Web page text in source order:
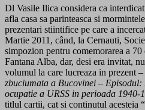
Dl Vasile Ilica considera ca
afla casa sa parinteasca si
prezentari stiintifice pe care a
Martie 2011, când, la Cernauti,
simpozion pentru comemorarea a
Fantana Alba, dar, desi era invitat,
volumul la care lucreaza in prezent –
zbuciumata a Bucovinei –
ocupatie a URSS in perioada 1940-
titlul cartii, cat si continutul acesteia